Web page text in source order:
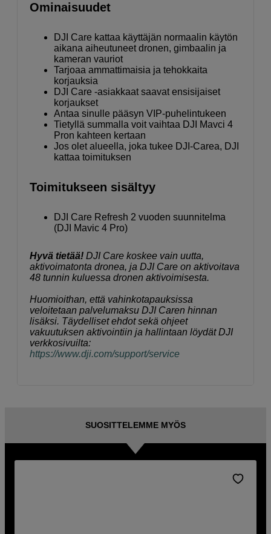
Ominaisuudet
DJI Care kattaa käyttäjän normaalin käytön
aikana aiheutuneet dronen, gimbaalin ja
kameran vauriot
Tarjoaa ammattimaisia ja tehokkaita
korjauksia
DJI Care -asiakkaat saavat ensisijaiset
korjaukset
Antaa sinulle pääsyn VIP-puhelintukeen
Tietyllä summalla voit vaihtaa DJI Mavci 4
Pron kahteen kertaan
Jos olet alueella, joka tukee DJI-Carea, DJI
kattaa toimituksen
Toimitukseen sisältyy
DJI Care Refresh 2 vuoden suunnitelma
(DJI Mavic 4 Pro)
Hyvä tietää! DJI Care koskee vain uutta,
aktivoimatonta dronea, ja DJI Care on aktivoitava
48 tunnin kuluessa dronen aktivoimisesta.
Huomioithan, että vahinkotapauksissa
veloitetaan palvelumaksu DJI Caren hinnan
lisäksi. Täydelliset ehdot sekä ohjeet
vakuutuksen aktivointiin ja hallintaan löydät DJI
verkkosivuilta:
https://www.dji.com/support/service
SUOSITTELEMME MYÖS